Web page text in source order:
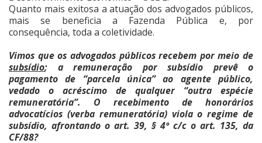
Quanto mais exitosa a atuação dos advogados públicos,
mais se beneficia a Fazenda Pública e, por
consequência, toda a coletividade.
Vimos que os advogados públicos recebem por meio de
subsídio; a remuneração por subsídio prevê o
pagamento de “parcela única” ao agente público,
vedado o acréscimo de qualquer “outra espécie
remuneratória”. O recebimento de honorários
advocatícios (verba remuneratória) viola o regime de
subsídio, afrontando o art. 39, § 4º c/c o art. 135, da
CF/88?